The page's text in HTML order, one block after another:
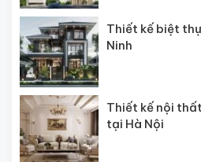
Thiết kế biệt
Ninh
Thiết kế nội
tại Hà Nội